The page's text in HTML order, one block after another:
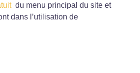
du menu principal du site et
dans l’utilisation de